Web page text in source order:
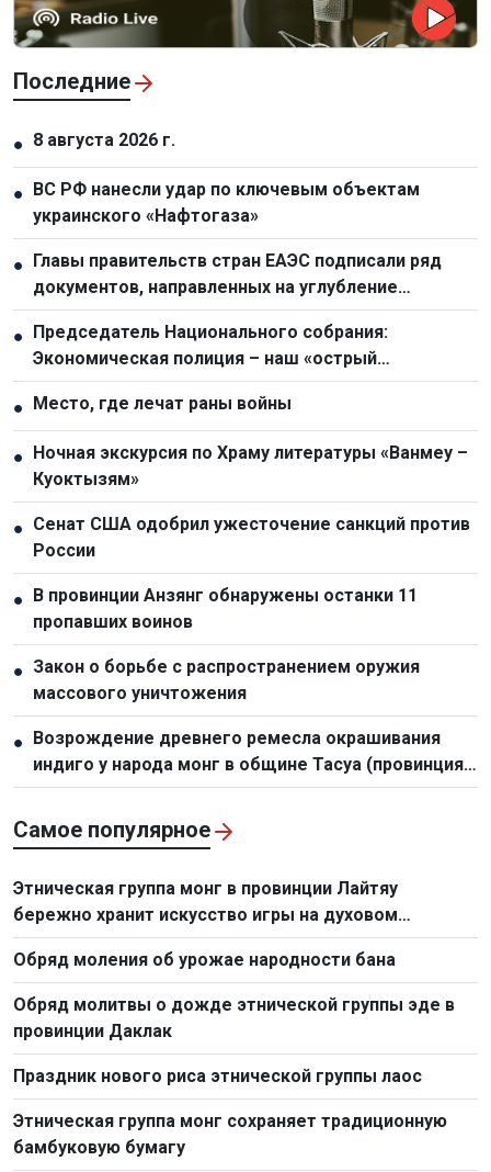
Последние
● 8 августа 2026 г.
● ВС РФ нанесли удар по ключевым объектам
украинского «Нафтогаза»
● Главы правительств стран ЕАЭС подписали ряд
документов, направленных на углубление
интеграции
● Председатель Национального собрания:
Экономическая полиция – наш «острый
драгоценный меч» в борьбе с преступностью
● Место, где лечат раны войны
● Ночная экскурсия по Храму литературы «Ванмеу –
Куоктызям»
● Сенат США одобрил ужесточение санкций против
России
● В провинции Анзянг обнаружены останки 11
пропавших воинов
● Закон о борьбе с распространением оружия
массового уничтожения
● Возрождение древнего ремесла окрашивания
индиго у народа монг в общине Тасуа (провинция
Шонла)
Самое популярное
Этническая группа монг в провинции Лайтяу
бережно хранит искусство игры на духовом
музыкальном инструменте «кхен»
Обряд моления об урожае народности бана
Обряд молитвы о дожде этнической группы эде в
провинции Даклак
Праздник нового риса этнической группы лаос
Этническая группа монг сохраняет традиционную
бамбуковую бумагу